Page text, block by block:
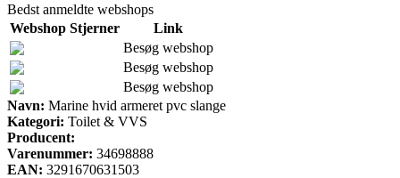
Bedst anmeldte webshops
Webshop Stjerner
Link
Besøg webshop
Besøg webshop
Besøg webshop
Navn: Marine hvid armeret pvc slange
Kategori: Toilet & VVS
Producent:
Varenummer: 34698888
EAN: 3291670631503